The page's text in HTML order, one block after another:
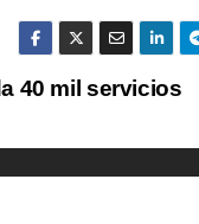
40 mil servicios